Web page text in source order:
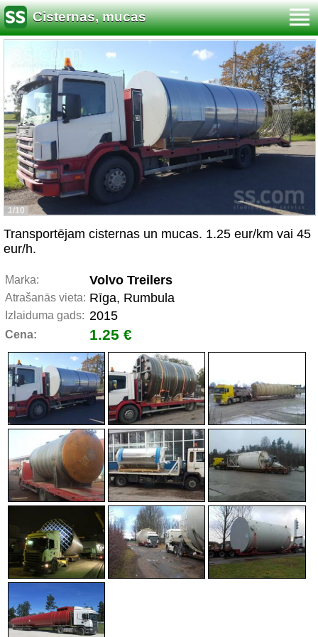
Cisternas, mucas
1/10
Transportējam cisternas un mucas. 1.25 eur/km vai 45
eur/h.
Marka: Volvo Treilers
Atrašanās vieta: Rīga, Rumbula
Izlaiduma gads: 2015
Cena: 1.25 €